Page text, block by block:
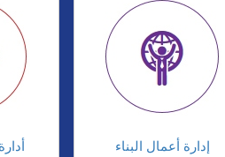
إدارة أعمال البناء